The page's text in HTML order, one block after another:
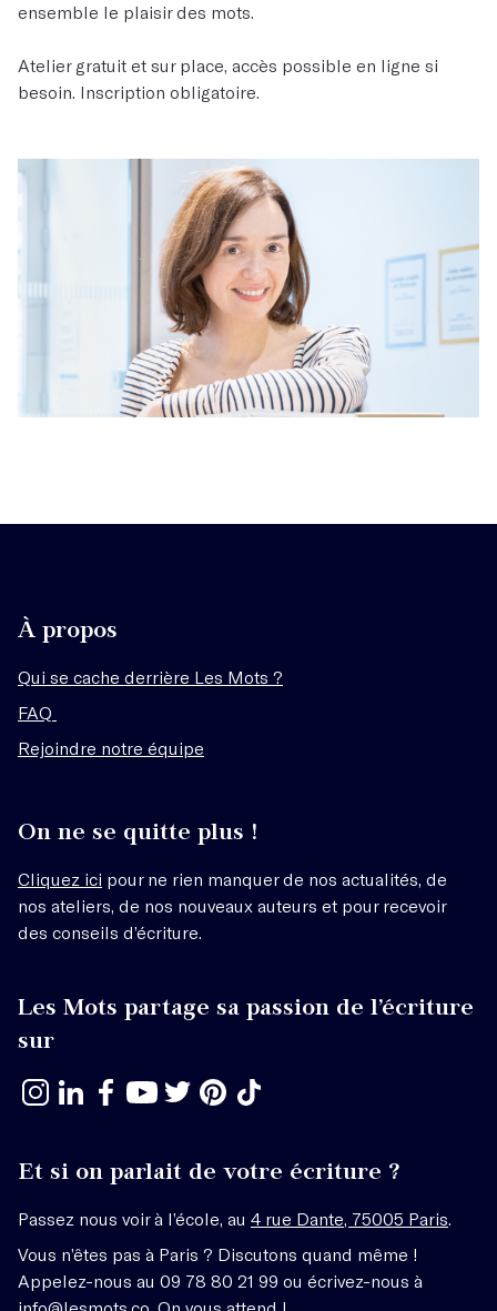
ensemble le plaisir des mots.
Atelier gratuit et sur place, accès possible en ligne si
besoin. Inscription obligatoire.
À propos
Qui se cache derrière Les Mots ?
FAQ
Rejoindre notre équipe
On ne se quitte plus !
Cliquez ici pour ne rien manquer de nos actualités, de
nos ateliers, de nos nouveaux auteurs et pour recevoir
des conseils d’écriture.
Les Mots partage sa passion de l’écriture
sur
Et si on parlait de votre écriture ?
Passez nous voir à l’école, au 4 rue Dante, 75005 Paris
Vous n’êtes pas à Paris ? Discutons quand même !
Appelez-nous au 09 78 80 21 99 ou écrivez-nous à
info@lesmots.co . On vous attend !